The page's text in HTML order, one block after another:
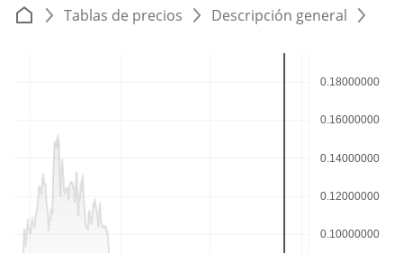
Tablas de precios Descripción general